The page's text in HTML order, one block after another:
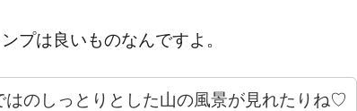
プは良いものなんですよ。
はのしっとりとした山の風景が見れたりね♡